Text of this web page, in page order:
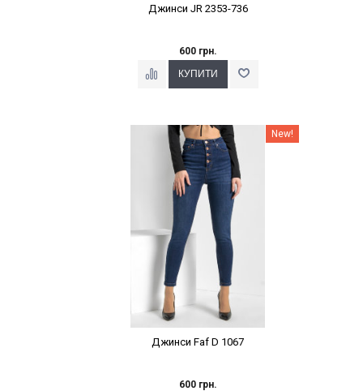
Джинси JR 2353-736
600 грн.
Наклейки Варіант з % New!
Джинси Faf D 1067
600 грн.